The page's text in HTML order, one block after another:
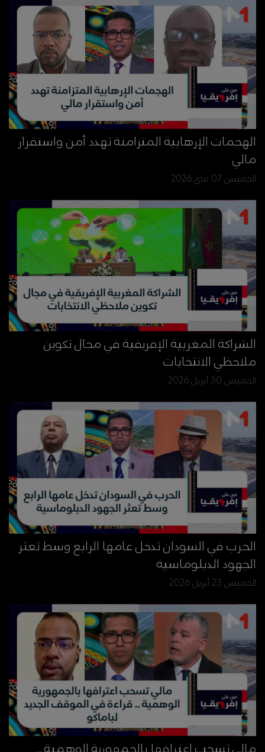
الهجمات الإرهابية المتزامنة تهدد أمن واستقرار
مالي
الخميس 07 ماي 2026
الشراكة المغربية الإفريقية في مجال تكوين
ملاحظي الانتخابات
الخميس 30 أبريل 2026
الحرب في السودان تدخل عامها الرابع وسط تعثر
الجهود الدبلوماسية
الخميس 23 أبريل 2026